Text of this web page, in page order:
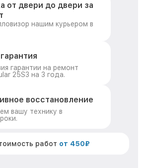
от двери до двери за
нашим курьером в
гарантии на ремонт
25S3 на 3 года.
восстановление
вашу технику в
работ от 450₽